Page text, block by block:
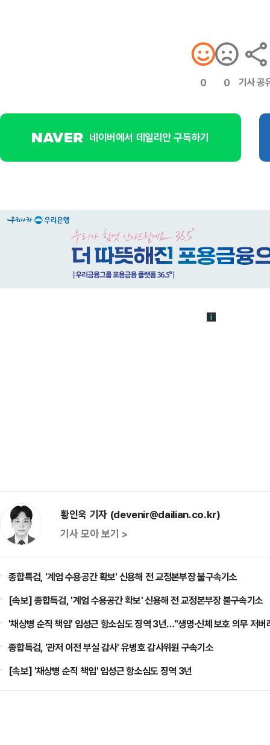
0 0 기사 공
네이버에서 데일리안 구독하기
황인욱 기자 (devenir@dailian.co.kr)
기사 모아 보기 >
종합특검, '계엄 수용공간 확보' 신용해 전 교정본부장 불구속기소
[속보] 종합특검, '계엄 수용공간 확보' 신용해 전 교정본부장 불구속기소
'채상병 순직 책임' 임성근 항소심도 징역 3년…"생명·신체 보호 의무 저버
종합특검, '관저 이전 부실 감사' 유병호 감사위원 구속기소
[속보] '채상병 순직 책임' 임성근 항소심도 징역 3년